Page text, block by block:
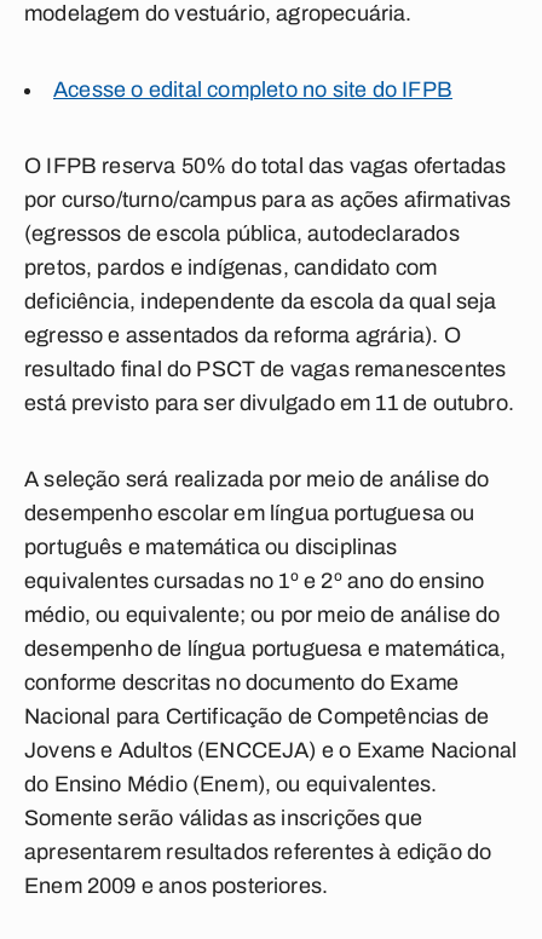
modelagem do vestuário, agropecuária.
Acesse o edital completo no site do IFPB
O IFPB reserva 50% do total das vagas ofertadas
por curso/turno/campus para as ações afirmativas
(egressos de escola pública, autodeclarados
pretos, pardos e indígenas, candidato com
deficiência, independente da escola da qual seja
egresso e assentados da reforma agrária). O
resultado final do PSCT de vagas remanescentes
está previsto para ser divulgado em 11 de outubro.
A seleção será realizada por meio de análise do
desempenho escolar em língua portuguesa ou
português e matemática ou disciplinas
equivalentes cursadas no 1º e 2º ano do ensino
médio, ou equivalente; ou por meio de análise do
desempenho de língua portuguesa e matemática,
conforme descritas no documento do Exame
Nacional para Certificação de Competências de
Jovens e Adultos (ENCCEJA) e o Exame Nacional
do Ensino Médio (Enem), ou equivalentes.
Somente serão válidas as inscrições que
apresentarem resultados referentes à edição do
Enem 2009 e anos posteriores.